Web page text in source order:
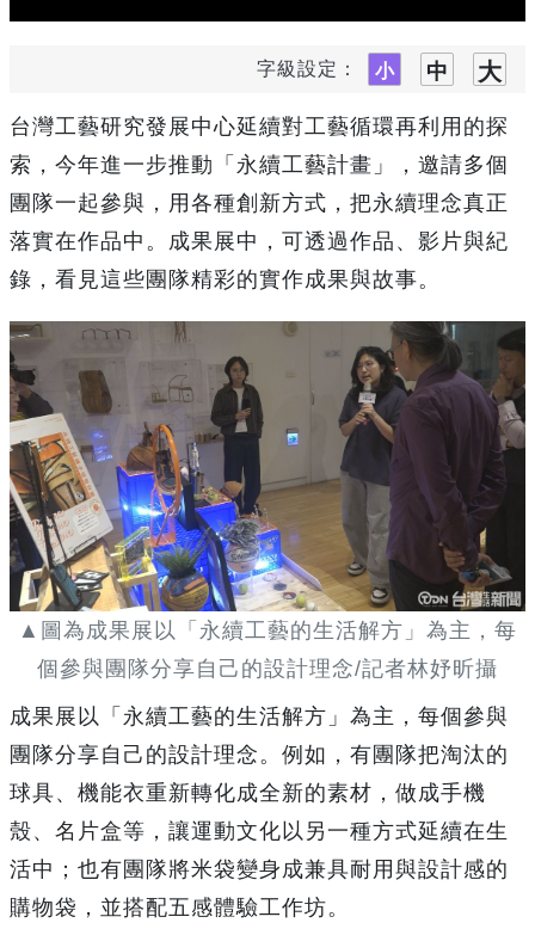
字級設定：
台灣工藝研究發展中心延續對工藝循環再利用的探
索，今年進一步推動「永續工藝計畫」，邀請多個
團隊一起參與，用各種創新方式，把永續理念真正
落實在作品中。成果展中，可透過作品、影片與紀
錄，看見這些團隊精彩的實作成果與故事。
▲圖為成果展以「永續工藝的生活解方」為主，每
個參與團隊分享自己的設計理念/記者林妤昕攝
成果展以「永續工藝的生活解方」為主，每個參與
團隊分享自己的設計理念。例如，有團隊把淘汰的
球具、機能衣重新轉化成全新的素材，做成手機
殼、名片盒等，讓運動文化以另一種方式延續在生
活中；也有團隊將米袋變身成兼具耐用與設計感的
購物袋，並搭配五感體驗工作坊。